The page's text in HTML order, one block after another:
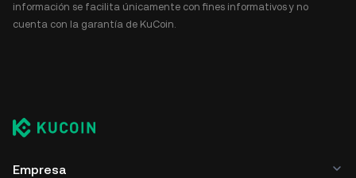
información se facilita únicamente con fines informativos y no
cuenta con la garantía de KuCoin.
Empresa